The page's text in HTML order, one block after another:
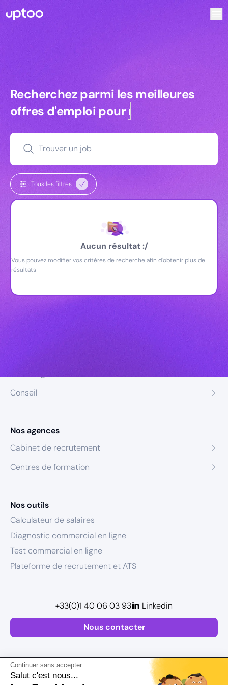
Continuer sans accepter
Salut c'est nous...
Recherchez parmi les meilleures
Recherchez parmi les meilleures
offres d'emploi pourmanagers
Trouver un job
Tous les filtres
Aucun résultat :/
Vous pouvez modifier vos critères de recherche afin d'obtenir plus de
résultats
Conseil
Nos agences
Cabinet de recrutement
Centres de formation
Nos outils
Calculateur de salaires
Diagnostic commercial en ligne
Test commercial en ligne
Plateforme de recrutement et ATS
Nous contacter
+33(0)1 40 06 03 93 Linkedin